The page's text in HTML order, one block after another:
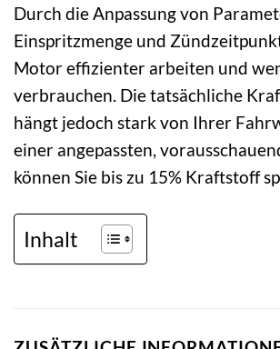
Durch die Anpassung von
Einspritzmenge und
Motor effizienter arbeiten und
verbrauchen. Die tatsächliche
hängt jedoch stark von Ihrer
einer angepassten,
können Sie bis zu 15% Kraftstoff
Inhalt